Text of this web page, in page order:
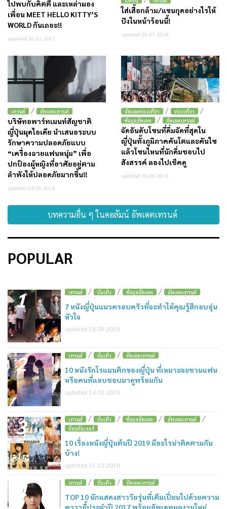
ไปพบกับคิตตี้ และเหล่าผอง
เพื่อน MEET HELLO KITTY’S
WORLD กันเถอะ!!
updated 20.10.2017
ใส่เสื้อกล้าม/แขนกุดอย่างไรให้
ปังในหน้าร้อนนี้!
updated 26.07.2018
เทรนด์ / อัพเดตเทรนด์
บริษัทอพาร์ทเมนท์สัญชาติ
ญี่ปุ่นผุดไอเดีย นำเสนอระบบ
รักษาความปลอดภัยแบบ
“เครื่องฉายแฟนหนุ่ม” เพื่อ
ปกป้องผู้หญิงที่อาศัยอยู่ตาม
ลำพังให้ปลอดภัยมากขึ้น!!
updated 04.06.2018
อัพเดตท่องเที่ยว / ท่องเที่ยว /
ข้อมูลอัพเดต / อัพเดตเทรนด์
จัดอันดับโซนที่ดื่มจัดที่สุดใน
ญี่ปุ่นทั้งภูมิภาคคันโตและคันไซ
แล้วโซนไหนที่นักดื่มชอบไป
สังสรรค์ ลองไปเช็คดู
updated 26.06.2018
บทความอื่น ๆ ในคอลัมน์ อัพเดตเทรนด์
POPULAR
1 เทรนด์ / บันเทิง / ข้อมูลอัพเดต / อัพเดตเทรนด์
7 หนังญี่ปุ่นแนวครอบครัวที่จะทำให้คุณรู้สึกอบอุ่น
หัวใจ
updated 18.09.2018
2 เทรนด์ / บันเทิง / อัพเดตเทรนด์
10 หนังรักโรแมนติกของญี่ปุ่น ที่เหมาะจะชวนแฟน
หรือคนที่แอบชอบมาดูพร้อมกัน
updated 14.02.2018
3 เทรนด์ / บันเทิง / ข้อมูลอัพเดต / อัพเดตเทรนด์ /
ป๊อปคัลเจอร์
10 เรื่องหนังญี่ปุ่นต้นปี 2019 มีอะไรน่าติดตามกัน
บ้าง!
updated 11.12.2018
4 เทรนด์ / บันเทิง / อัพเดตเทรนด์
TOP 10 นักแสดงสาววัยรุ่นที่เต็มเปี่ยมไปด้วยความ
คาวาอี้ประจำปี 2017 พร้อมอัพเดทผลงานใหม่